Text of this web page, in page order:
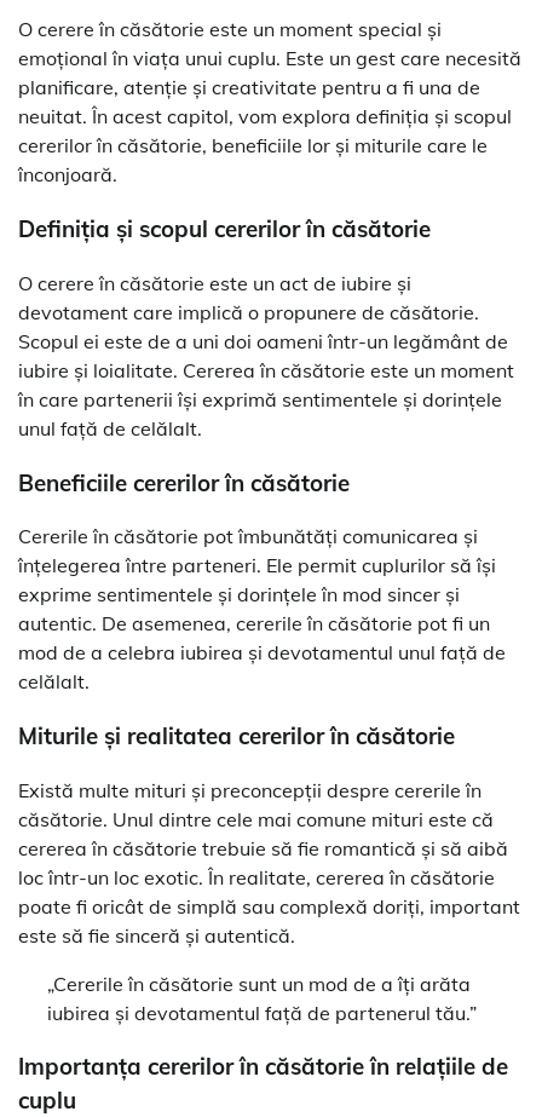
O cerere în căsătorie este un moment special și
emoțional în viața unui cuplu. Este un gest care necesită
planificare, atenție și creativitate pentru a fi una de
neuitat. În acest capitol, vom explora definiția și scopul
cererilor în căsătorie, beneficiile lor și miturile care le
înconjoară.
Definiția și scopul cererilor în căsătorie
O cerere în căsătorie este un act de iubire și
devotament care implică o propunere de căsătorie.
Scopul ei este de a uni doi oameni într-un legământ de
iubire și loialitate. Cererea în căsătorie este un moment
în care partenerii își exprimă sentimentele și dorințele
unul față de celălalt.
Beneficiile cererilor în căsătorie
Cererile în căsătorie pot îmbunătăți comunicarea și
înțelegerea între parteneri. Ele permit cuplurilor să își
exprime sentimentele și dorințele în mod sincer și
autentic. De asemenea, cererile în căsătorie pot fi un
mod de a celebra iubirea și devotamentul unul față de
celălalt.
Miturile și realitatea cererilor în căsătorie
Există multe mituri și preconcepții despre cererile în
căsătorie. Unul dintre cele mai comune mituri este că
cererea în căsătorie trebuie să fie romantică și să aibă
loc într-un loc exotic. În realitate, cererea în căsătorie
poate fi oricât de simplă sau complexă doriți, important
este să fie sinceră și autentică.
„Cererile în căsătorie sunt un mod de a îți arăta
iubirea și devotamentul față de partenerul tău.”
Importanța cererilor în căsătorie în relațiile de
cuplu